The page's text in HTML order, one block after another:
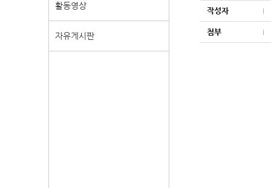
활동영상
자유게시판
작성자
첨부